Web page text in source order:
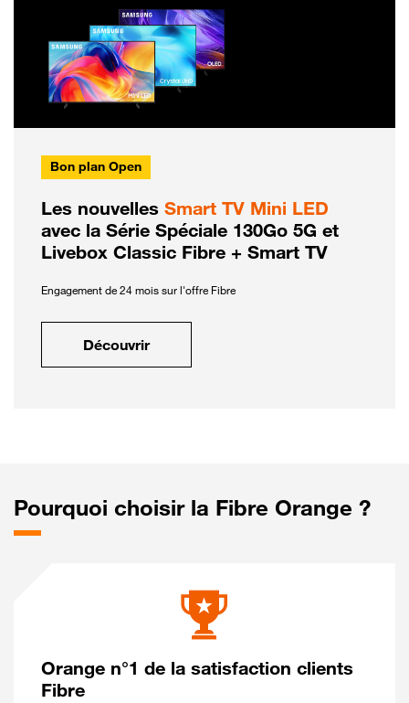
Bon plan Open
Les nouvelles Smart TV Mini LED
avec la Série Spéciale 130Go 5G et
Livebox Classic Fibre + Smart TV
Engagement de 24 mois sur l'offre Fibre
Découvrir
Pourquoi choisir la Fibre Orange ?
Orange n°1 de la satisfaction clients
Fibre